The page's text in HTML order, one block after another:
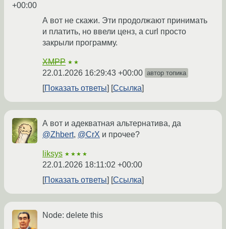
+00:00
А вот не скажи. Эти продолжают принимать
и платить, но ввели ценз, а curl просто
закрыли программу.
XMPP ★★
22.01.2026 16:29:43 +00:00 автор топика
Показать ответы Ссылка
А вот и адекватная альтернатива, да
@Zhbert, @CrX и прочее?
liksys ★★★★
22.01.2026 18:11:02 +00:00
Показать ответы
Ссылка
Node: delete this